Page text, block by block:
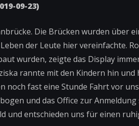
09-23)
Die Brücken wurden über
der Leute hier vereinfachte.
wurden, zeigte das Display
rannte mit den Kindern hin und
fast eine Stunde Fahrt vor
und das Office zur
und entschieden uns für einen